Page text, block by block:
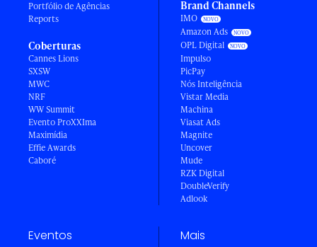
Portfólio de Agências
Reports
Coberturas
Cannes Lions
SXSW
MWC
NRF
WW Summit
Evento ProXXIma
Maximídia
Effie Awards
Caboré
Brand Channels
IMO
Amazon Ads
OPL Digital
Impulso
PicPay
Nós Inteligência
Vistar Media
Machina
Viasat Ads
Magnite
Uncover
Mude
RZK Digital
DoubleVerify
Adlook
Eventos Mais